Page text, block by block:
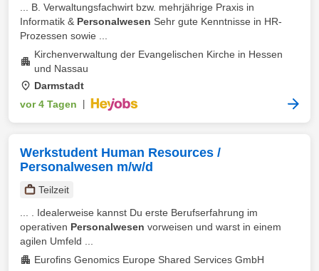
... B. Verwaltungsfachwirt bzw. mehrjährige Praxis in
Informatik & Personalwesen Sehr gute Kenntnisse in HR-
Prozessen sowie ...
Kirchenverwaltung der Evangelischen Kirche in Hessen
und Nassau
Darmstadt
vor 4 Tagen
Werkstudent Human Resources /
Personalwesen m/w/d
Teilzeit
... . Idealerweise kannst Du erste Berufserfahrung im
operativen Personalwesen vorweisen und warst in einem
agilen Umfeld ...
Eurofins Genomics Europe Shared Services GmbH